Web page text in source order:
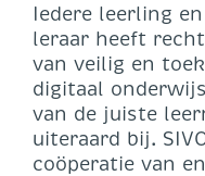
Iedere leerling
leraar heeft
van veilig en
digitaal
van de juiste
uiteraard bij.​
coöperatie van